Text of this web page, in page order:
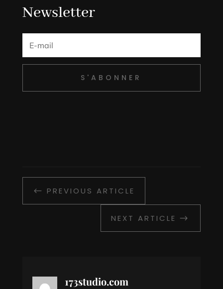
Newsletter
S'ABONNER
# PREVIOUS ARTICLE
NEXT ARTICLE $
173studio.com